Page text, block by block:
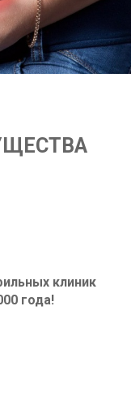
клиник
года!